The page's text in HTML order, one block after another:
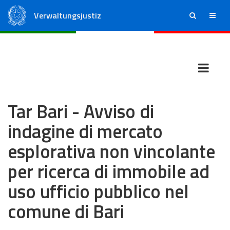
Verwaltungsjustiz ricerca menu
Tar Bari - Avviso di
indagine di mercato
esplorativa non vincolante
per ricerca di immobile ad
uso ufficio pubblico nel
comune di Bari